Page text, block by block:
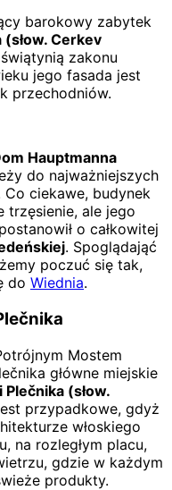
barokowy zabytek
(słow. Cerkev
zakonu
jego fasada jest
przechodniów.
Hauptmanna
do najważniejszych
ciekawe, budynek
trzęsienie, ale jego
o całkowitej
. Spoglądająć
poczuć się tak,
do Wiednia.
Mostem
główne miejskie
(słow.
przypadkowe, gdyż
włoskiego
na rozległym placu,
gdzie w każdym
produkty.